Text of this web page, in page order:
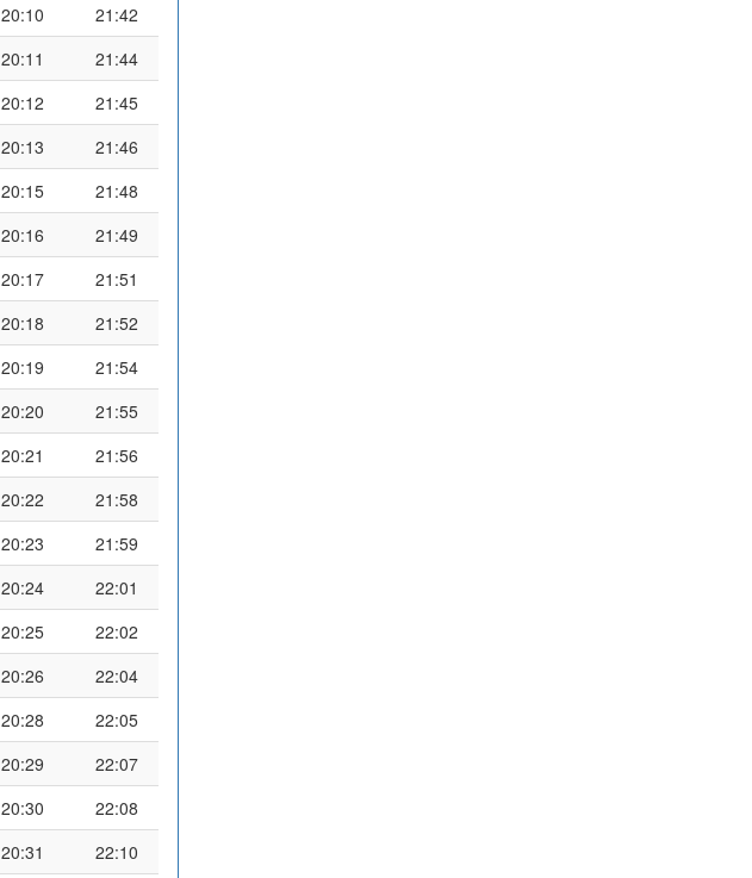
20:10
21:42
20:11
21:44
20:12
21:45
20:13
21:46
20:15
21:48
20:16
21:49
20:17
21:51
20:18
21:52
20:19
21:54
20:20
21:55
20:21
21:56
20:22
21:58
20:23
21:59
20:24
22:01
20:25
22:02
20:26
22:04
20:28
22:05
20:29
22:07
20:30
22:08
20:31
22:10